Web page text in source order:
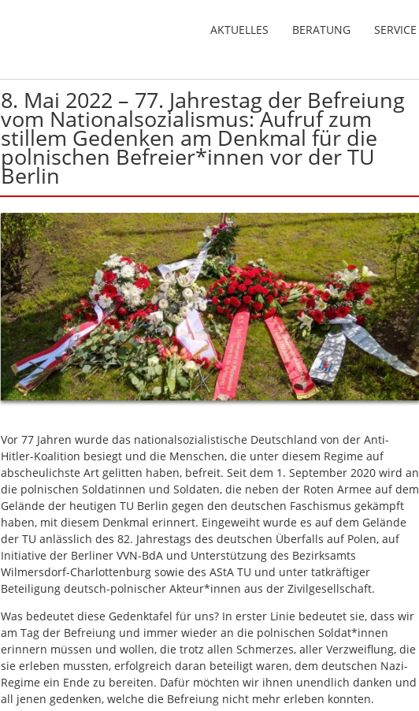
AKTUELLES BERATUNG SERVICE
8. Mai 2022 – 77. Jahrestag der Befreiung
vom Nationalsozialismus: Aufruf zum
stillem Gedenken am Denkmal für die
polnischen Befreier*innen vor der TU
Berlin
Vor 77 Jahren wurde das nationalsozialistische Deutschland von der Anti-
Hitler-Koalition besiegt und die Menschen, die unter diesem Regime auf
abscheulichste Art gelitten haben, befreit. Seit dem 1. September 2020 wird an
die polnischen Soldatinnen und Soldaten, die neben der Roten Armee auf dem
Gelände der heutigen TU Berlin gegen den deutschen Faschismus gekämpft
haben, mit diesem Denkmal erinnert. Eingeweiht wurde es auf dem Gelände
der TU anlässlich des 82. Jahrestags des deutschen Überfalls auf Polen, auf
Initiative der Berliner VVN-BdA und Unterstützung des Bezirksamts
Wilmersdorf-Charlottenburg sowie des AStA TU und unter tatkräftiger
Beteiligung deutsch-polnischer Akteur*innen aus der Zivilgesellschaft.
Was bedeutet diese Gedenktafel für uns? In erster Linie bedeutet sie, dass wir
am Tag der Befreiung und immer wieder an die polnischen Soldat*innen
erinnern müssen und wollen, die trotz allen Schmerzes, aller Verzweiflung, die
sie erleben mussten, erfolgreich daran beteiligt waren, dem deutschen Nazi-
Regime ein Ende zu bereiten. Dafür möchten wir ihnen unendlich danken und
all jenen gedenken, welche die Befreiung nicht mehr erleben konnten.